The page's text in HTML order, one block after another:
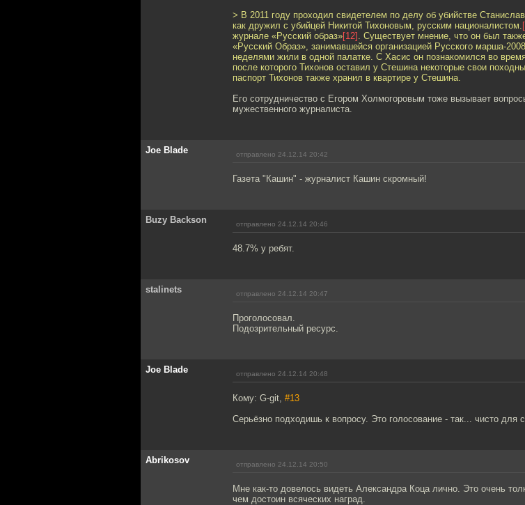
> В 2011 году проходил свидетелем по делу об убийстве
как дружил с убийцей Никитой Тихоновым, русским националистом.
журнале «Русский образ»[12] . Существует мнение, что он был
«Русский Образ», занимавшейся организацией Русского марша-2008
неделями жили в одной палатке. С Хасис он познакомился во
после которого Тихонов оставил у Стешина некоторые свои
паспорт Тихонов также хранил в квартире у Стешина.
Его сотрудничество с Егором Холмогоровым тоже вызывает
мужественного журналиста.
Joe Blade отправлено 24.12.14 20:42
Газета "Кашин" - журналист Кашин скромный!
Buzy Backson отправлено 24.12.14 20:46
48.7% у ребят.
stalinets отправлено 24.12.14 20:47
Проголосовал.
Подозрительный ресурс.
Joe Blade отправлено 24.12.14 20:48
Кому: G-git, #13
Серьёзно подходишь к вопросу. Это голосование - так... чисто для
Abrikosov отправлено 24.12.14 20:50
Мне как-то довелось видеть Александра Коца лично. Это очень
чем достоин всяческих наград.